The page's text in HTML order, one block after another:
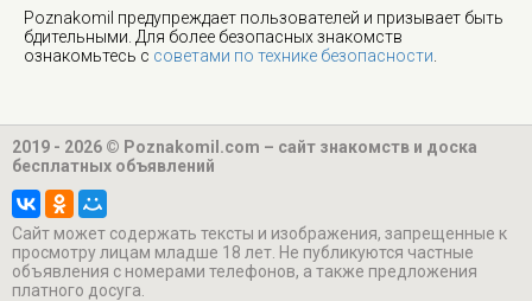
Poznakomil предупреждает пользователей и призывает быть
бдительными. Для более безопасных знакомств
ознакомьтесь с советами по технике безопасности
2019 - 2026 © Poznakomil.com – сайт знакомств и доска
бесплатных объявлений
Cайт может содержать тексты и изображения, запрещенные к
просмотру лицам младше 18 лет. Не публикуются частные
объявления с номерами телефонов, а также предложения
платного досуга.